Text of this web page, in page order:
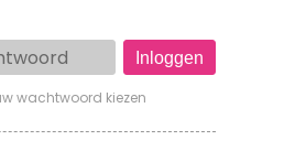
wachtwoord kiezen